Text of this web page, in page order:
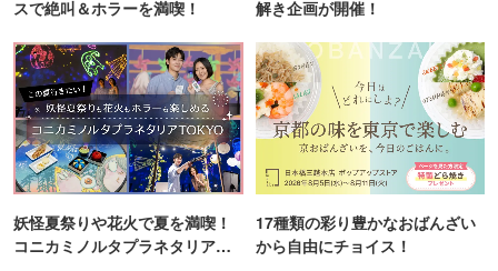
スで絶叫＆ホラーを満喫！
解き企画が開催！
妖怪夏祭りや花火で夏を満喫！
コニカミノルタプラネタリア
17種類の彩り豊かなおばんざい
から自由にチョイス！